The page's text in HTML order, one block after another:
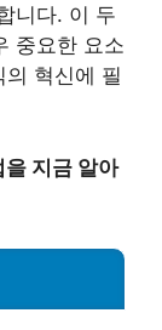
니다. 이 두
중요한 요소
혁신에 필
지금 알아